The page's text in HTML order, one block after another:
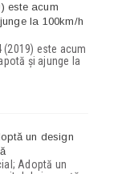
(2019) este acum
și ajunge la
Adoptă un